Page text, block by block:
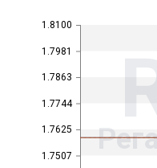
1.7507
1.7625
1.7744
1.7863
1.7981
1.8100